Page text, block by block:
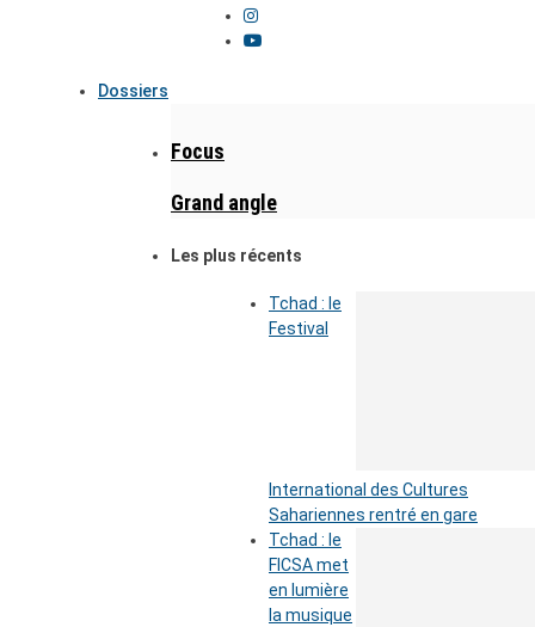
Dossiers
Focus
Grand angle
Les plus récents
Tchad : le
Festival
International des Cultures
Sahariennes rentré en gare
Tchad : le
FICSA met
en lumière
la musique